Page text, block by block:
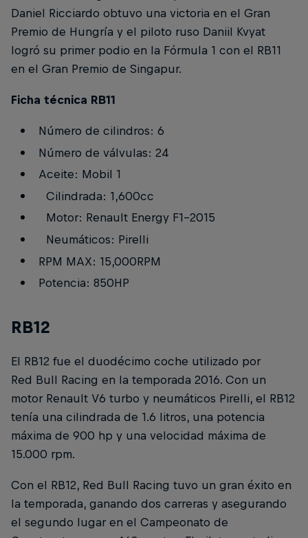
Daniel Ricciardo obtuvo una victoria en el Gran
Premio de Hungría y el piloto ruso Daniil Kvyat
logró su primer podio en la Fórmula 1 con el RB11
en el Gran Premio de Singapur.
Ficha técnica RB11
Número de cilindros: 6
Número de válvulas: 24
Aceite: Mobil 1
Cilindrada: 1,600cc
Motor: Renault Energy F1-2015
Neumáticos: Pirelli
RPM MAX: 15,000RPM
Potencia: 850HP
RB12
El RB12 fue el duodécimo coche utilizado por
Red Bull Racing en la temporada 2016. Con un
motor Renault V6 turbo y neumáticos Pirelli, el RB12
tenía una cilindrada de 1.6 litros, una potencia
máxima de 900 hp y una velocidad máxima de
15.000 rpm.
Con el RB12, Red Bull Racing tuvo un gran éxito en
la temporada, ganando dos carreras y asegurando
el segundo lugar en el Campeonato de